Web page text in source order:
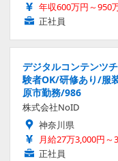
年収600万円～950
正社員
デジタルコンテンツ
験者OK/研修あり/服
原市勤務/986
株式会社NoID
神奈川県
月給27万3,000円～
正社員